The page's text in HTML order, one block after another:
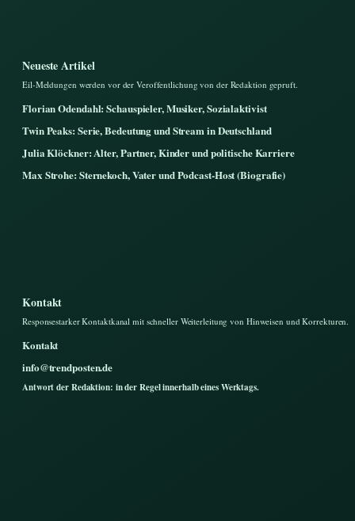
Neueste Artikel
Eil-Meldungen werden vor der Veroffentlichung von der Redaktion gepruft.
Florian Odendahl: Schauspieler, Musiker, Sozialaktivist
Twin Peaks: Serie, Bedeutung und Stream in Deutschland
Julia Klöckner: Alter, Partner, Kinder und politische Karriere
Max Strohe: Sternekoch, Vater und Podcast-Host (Biografie)
Kontakt
Responsestarker Kontaktkanal mit schneller Weiterleitung von Hinweisen und Korrekturen.
Kontakt
info@trendposten.de
Antwort der Redaktion: in der Regel innerhalb eines Werktags.